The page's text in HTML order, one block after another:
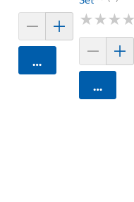
카트에 담기
★★★★
★★★★
카트에